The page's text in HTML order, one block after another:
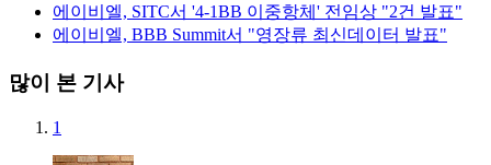
에이비엘, SITC서 '4-1BB 이중항체' 전임상 "2건 발표"
에이비엘, BBB Summit서 "영장류 최신데이터 발표"
많이 본 기사
1